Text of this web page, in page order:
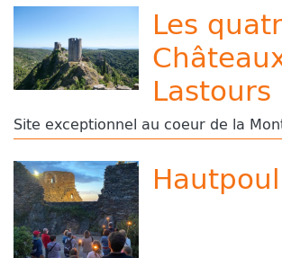
Les
Lastours
Site exceptionnel au coeur de la
Hautpoul